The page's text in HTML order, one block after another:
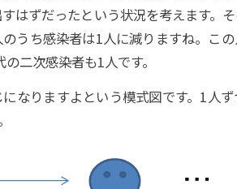
はずだったという状況を考えます。
うち感染者は1人に減りますね。こ
二次感染者も1人です。
なりますよという模式図です。1人